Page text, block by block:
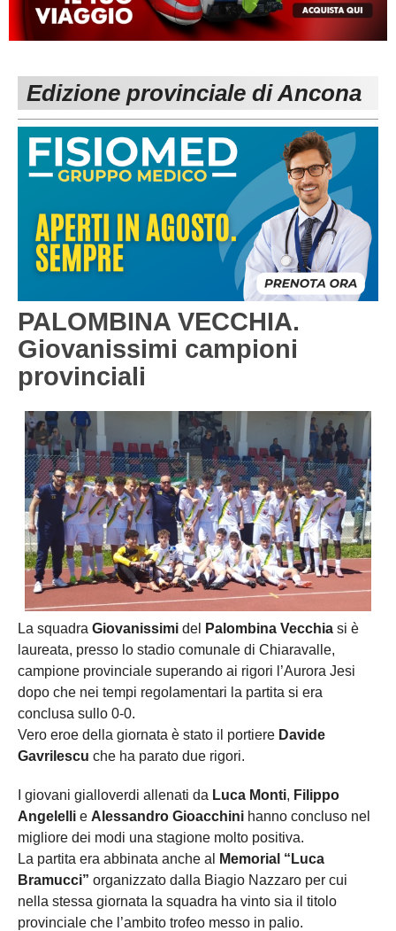
MACERATA
Carica la tua Rosa
ECCELLENZA
1^ CATEGORIA
2^ CATEGORIA
3^ CATEGORIA
REGIONALI
Edizione provinciale di Ancona
PALOMBINA VECCHIA.
Giovanissimi campioni
provinciali
La squadra Giovanissimi del Palombina Vecchia si è
laureata, presso lo stadio comunale di Chiaravalle,
campione provinciale superando ai rigori l’Aurora Jesi
dopo che nei tempi regolamentari la partita si era
conclusa sullo 0-0.
Vero eroe della giornata è stato il portiere Davide
Gavrilescu che ha parato due rigori.
I giovani gialloverdi allenati da Luca Monti, Filippo
Angelelli e Alessandro Gioacchini hanno concluso nel
migliore dei modi una stagione molto positiva.
La partita era abbinata anche al
Memorial “Luca
Bramucci” organizzato dalla Biagio Nazzaro per cui
nella stessa giornata la squadra ha vinto sia il titolo
provinciale che l’ambito trofeo messo in palio.